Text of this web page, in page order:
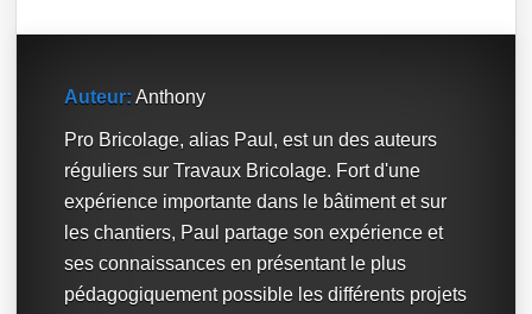
Auteur: Anthony
Pro Bricolage, alias Paul, est un des auteurs
réguliers sur Travaux Bricolage. Fort d'une
expérience importante dans le bâtiment et sur
les chantiers, Paul partage son expérience et
ses connaissances en présentant le plus
pédagogiquement possible les différents projets